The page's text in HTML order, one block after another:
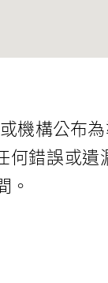
機構公布
錯誤或
。